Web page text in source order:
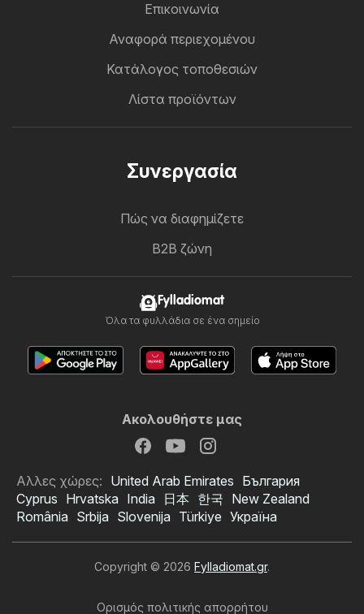
Επικοινωνία
Αναφορά περιεχομένου
Κατάλογος τοποθεσιών
Λίστα προϊόντων
Συνεργασία
Πώς να διαφημίζετε
B2B ζώνη
Fylladiomat
Όλα τα φυλλάδια σε ένα σημείο
Ακολουθήστε μας
Αλλες χώρες: United Arab Emirates България
Cyprus Hrvatska India 日本 한국 New Zealand
România Srbija Slovenija Türkiye Україна
Copyright © 2026 Fylladiomat.gr.
Ορισμός πολιτικής απορρήτου